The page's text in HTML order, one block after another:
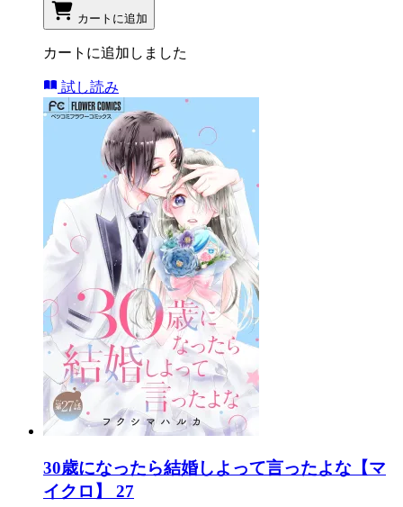
カートに追加
カートに追加しました
試し読み
30歳になったら結婚しよって言ったよな【マ
イクロ】 27